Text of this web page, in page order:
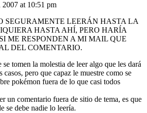
at 10:51 pm
SEGURAMENTE LEERÁN HASTA LA
HASTA AHÍ, PERO HARÍA
ME RESPONDEN A MI MAIL QUE
DEL COMENTARIO.
se tomen la molestia de leer algo que les dará
casos, pero que capaz le muestre como se
pokémon fuera de lo que casi todos
un comentario fuera de sitio de tema, es que
se debe nadie lo leería.